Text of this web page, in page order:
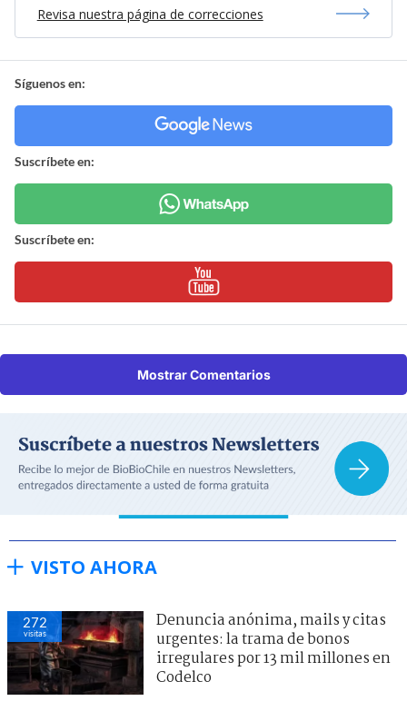
Revisa nuestra página de correcciones
Síguenos en:
Suscríbete en:
Suscríbete en:
Mostrar Comentarios
VISTO AHORA
272
visitas
Denuncia anónima, mails y citas
urgentes: la trama de bonos
irregulares por 13 mil millones en
Codelco